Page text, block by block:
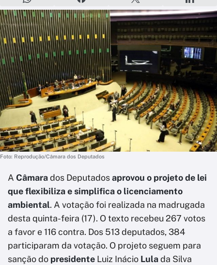
Foto: Reprodução/Câmara dos Deputados
A Câmarados Deputadosaprovou o projeto de lei
que flexibiliza e simplifica o licenciamento
ambiental. A votação foi realizada na madrugada
desta quinta-feira (17). O texto recebeu 267 votos
a favor e 116 contra. Dos 513 deputados, 384
participaram da votação. O projeto seguem para
sanção do presidente Luiz Inácio Lulada Silva